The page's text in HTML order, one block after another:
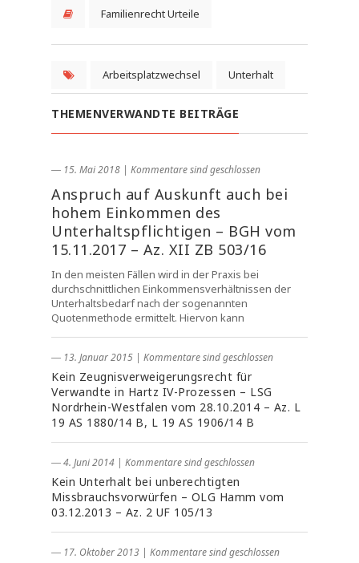
Familienrecht Urteile
Arbeitsplatzwechsel Unterhalt
THEMENVERWANDTE BEITRÄGE
― 15. Mai 2018 | Kommentare sind geschlossen
Anspruch auf Auskunft auch bei
hohem Einkommen des
Unterhaltspflichtigen – BGH vom
15.11.2017 – Az. XII ZB 503/16
In den meisten Fällen wird in der Praxis bei
durchschnittlichen Einkommensverhältnissen der
Unterhaltsbedarf nach der sogenannten
Quotenmethode ermittelt. Hiervon kann
― 13. Januar 2015 | Kommentare sind geschlossen
Kein Zeugnisverweigerungsrecht für
Verwandte in Hartz IV-Prozessen – LSG
Nordrhein-Westfalen vom 28.10.2014 – Az. L
19 AS 1880/14 B, L 19 AS 1906/14 B
― 4. Juni 2014 | Kommentare sind geschlossen
Kein Unterhalt bei unberechtigten
Missbrauchsvorwürfen – OLG Hamm vom
03.12.2013 – Az. 2 UF 105/13
― 17. Oktober 2013 | Kommentare sind geschlossen